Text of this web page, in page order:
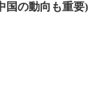
国の動向も重要)